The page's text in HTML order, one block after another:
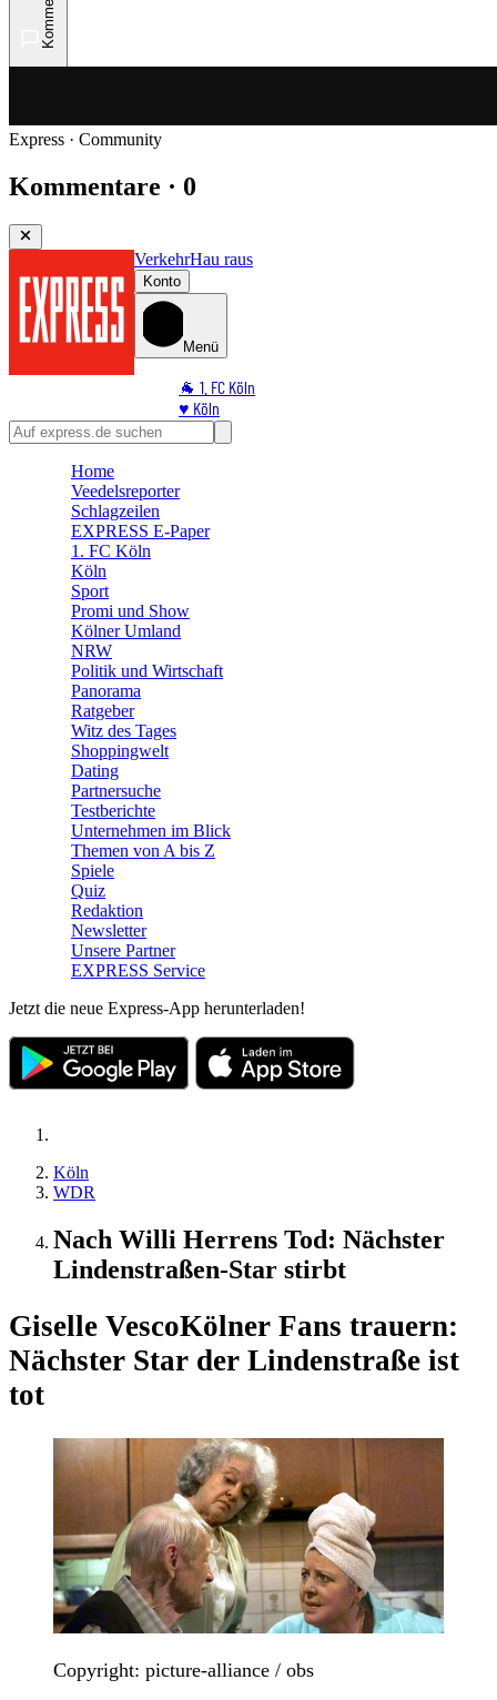
Express · Community
Kommentare · 0
VerkehrHau raus
Konto
Menü
🐐 1. FC Köln
♥️ Köln
⭐ Promi
🛒 Shoppingwelt
Home
Veedelsreporter
Schlagzeilen
EXPRESS E-Paper
1. FC Köln
Köln
Sport
Promi und Show
Kölner Umland
NRW
Politik und Wirtschaft
Panorama
Ratgeber
Witz des Tages
Shoppingwelt
Dating
Partnersuche
Testberichte
Unternehmen im Blick
Themen von A bis Z
Spiele
Quiz
Redaktion
Newsletter
Unsere Partner
EXPRESS Service
Jetzt die neue Express-App herunterladen!
Köln
WDR
Nach Willi Herrens Tod: Nächster
Lindenstraßen-Star stirbt
Giselle VescoKölner Fans trauern:
Nächster Star der Lindenstraße ist
tot
Copyright: picture-alliance / obs